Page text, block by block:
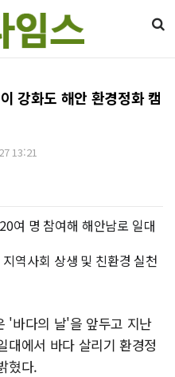
강화도 해안 환경정화 캠
13:21
여 명 참여해 해안남로 일대
역사회 상생 및 친환경 실천
'바다의 날'을 앞두고 지난
대에서 바다 살리기 환경정
혔다.